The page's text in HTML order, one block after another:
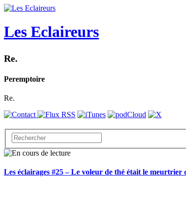
Les Eclaireurs
Re.
Peremptoire
Re.
Les éclairages #25 – Le voleur de thé était le meurtrier